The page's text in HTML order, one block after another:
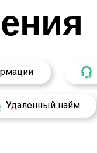
Удаленный найм